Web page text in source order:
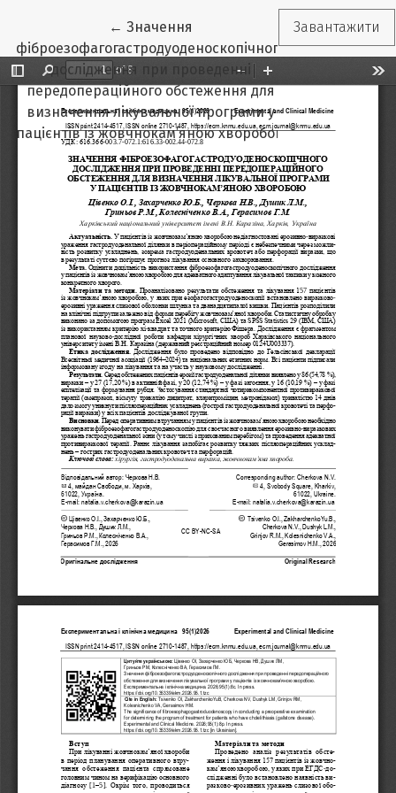
←Повернутися до подробиць статті
Значення
фіброезофагогастродуоденоскопічного
дослідження при проведенні
передопераційного обстеження для
визначення лікувальної програми у
пацієнтів із жовчнокам’яною хворобою
Завантажити